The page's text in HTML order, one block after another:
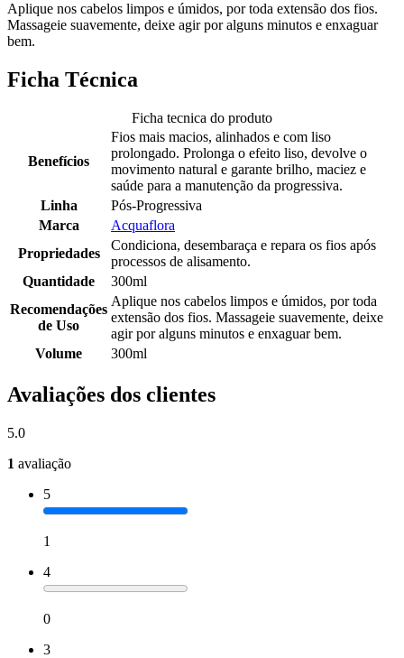
Aplique nos cabelos limpos e úmidos, por toda extensão dos fios.
Massageie suavemente, deixe agir por alguns minutos e enxaguar
bem.
Ficha Técnica
Ficha tecnica do produto
Benefícios
Fios mais macios, alinhados e com liso
prolongado. Prolonga o efeito liso, devolve o
movimento natural e garante brilho, maciez e
saúde para a manutenção da progressiva.
Linha
Pós-Progressiva
Marca
Acquaflora
Propriedades
Condiciona, desembaraça e repara os fios após
processos de alisamento.
Quantidade
300ml
Recomendações
de Uso
Aplique nos cabelos limpos e úmidos, por toda
extensão dos fios. Massageie suavemente, deixe
agir por alguns minutos e enxaguar bem.
Volume
300ml
Avaliações dos clientes
5.0
1 avaliação
5
1
4
0
3